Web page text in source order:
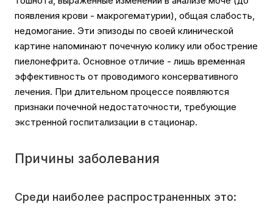
появления крови - макрогематурии), общая слабость,
недомогание. Эти эпизоды по своей клинической
картине напоминают почечную колику или обострение
пиелонефрита. Основное отличие - лишь временная
эффективность от проводимого консервативного
лечения. При длительном процессе появляются
признаки почечной недостаточности, требующие
экстренной госпитализации в стационар.
Причины заболевания
Среди наиболее распространенных это: